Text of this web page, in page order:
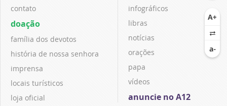
contato
doação
família dos devotos
história de nossa senhora
imprensa
locais turísticos
loja oficial
infográficos
libras
notícias
orações
papa
vídeos
anuncie no A12